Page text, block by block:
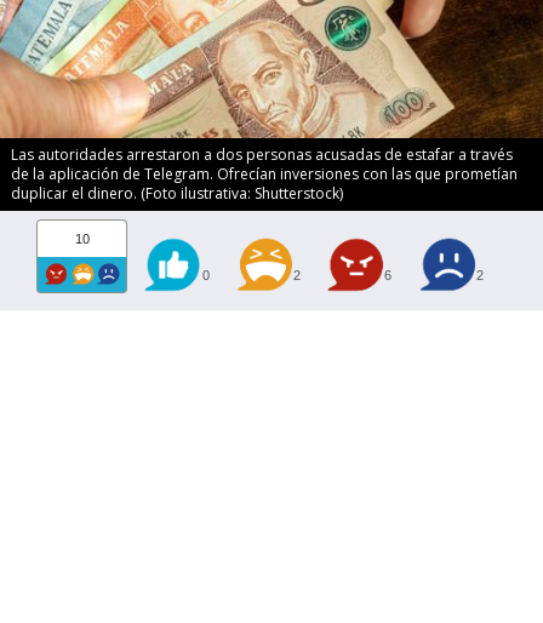
Las autoridades arrestaron a dos personas acusadas de estafar a través
de la aplicación de Telegram. Ofrecían inversiones con las que prometían
duplicar el dinero. (Foto ilustrativa: Shutterstock)
10
0 2 6 2